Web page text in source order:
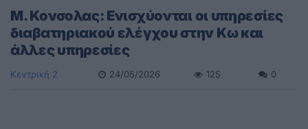
Μ. Κονσολας: Ενισχύονται οι υπηρεσίες
διαβατηριακού ελέγχου στην Κω και
άλλες υπηρεσίες
Κεντρική 2 24/05/2026 125 0